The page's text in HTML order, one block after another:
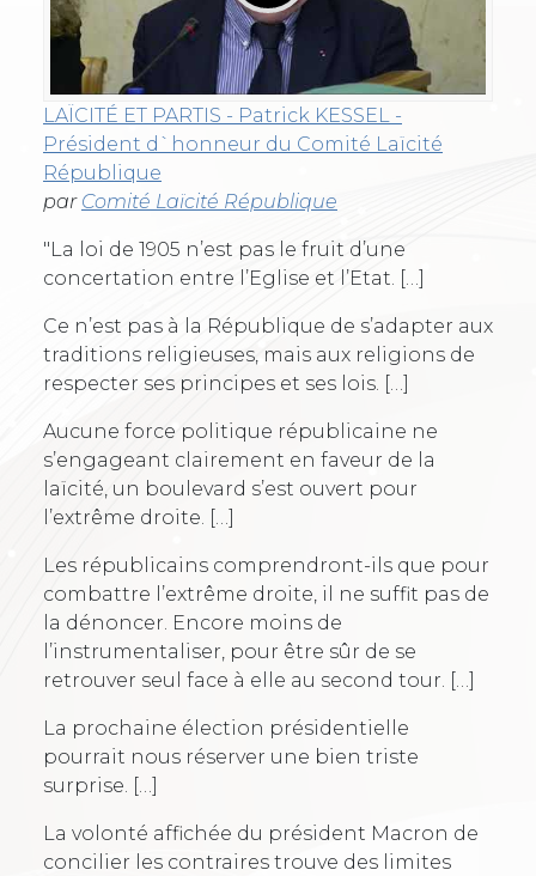
LAÏCITÉ ET PARTIS - Patrick KESSEL -
Président d`honneur du Comité Laïcité
République
par Comité Laïcité République
"La loi de 1905 n’est pas le fruit d’une
concertation entre l’Eglise et l’Etat. […]
Ce n’est pas à la République de s’adapter aux
traditions religieuses, mais aux religions de
respecter ses principes et ses lois. […]
Aucune force politique républicaine ne
s’engageant clairement en faveur de la
laïcité, un boulevard s’est ouvert pour
l’extrême droite. […]
Les républicains comprendront-ils que pour
combattre l’extrême droite, il ne suffit pas de
la dénoncer. Encore moins de
l’instrumentaliser, pour être sûr de se
retrouver seul face à elle au second tour. […]
La prochaine élection présidentielle
pourrait nous réserver une bien triste
surprise. […]
La volonté affichée du président Macron de
concilier les contraires trouve des limites